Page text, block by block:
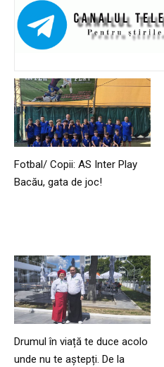
Fotbal/ Copii: AS Inter Play
Bacău, gata de joc!
Drumul în viață te duce acolo
unde nu te aștepți. De la